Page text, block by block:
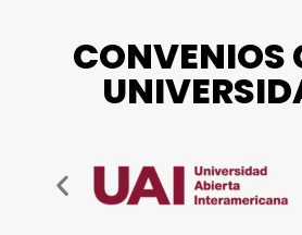
CONVENIOS